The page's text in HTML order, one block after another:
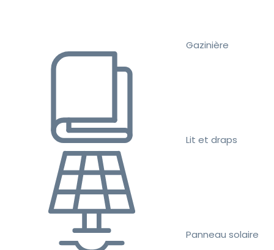
Gazinière
Lit et draps
Panneau solaire